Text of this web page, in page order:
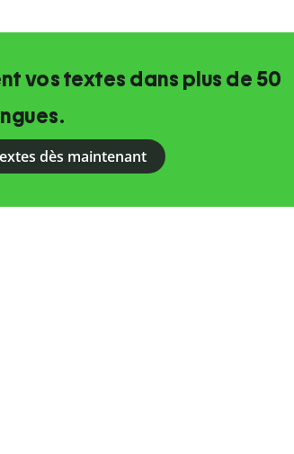
vos textes dans plus de 50
dès maintenant